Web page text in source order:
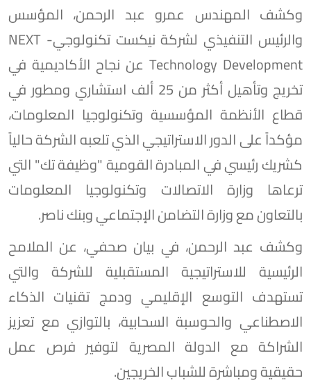
وكشف المهندس عمرو عبد الرحمن، المؤسس
والرئيس التنفيذي لشركة نيكست تكنولوجي- NEXT
Technology Development عن نجاح الأكاديمية في
تخريج وتأهيل أكثر من 25 ألف استشاري ومطور في
قطاع الأنظمة المؤسسية وتكنولوجيا المعلومات،
مؤكداً على الدور الاستراتيجي الذي تلعبه الشركة حالياً
كشريك رئيسي في المبادرة القومية "وظيفة تك" التي
ترعاها وزارة الاتصالات وتكنولوجيا المعلومات
بالتعاون مع وزارة التضامن الإجتماعي وبنك ناصر.
وكشف عبد الرحمن، في بيان صحفي، عن الملامح
الرئيسية للاستراتيجية المستقبلية للشركة والتي
تستهدف التوسع الإقليمي ودمج تقنيات الذكاء
الاصطناعي والحوسبة السحابية، بالتوازي مع تعزيز
الشراكة مع الدولة المصرية لتوفير فرص عمل
حقيقية ومباشرة للشباب الخريجين.